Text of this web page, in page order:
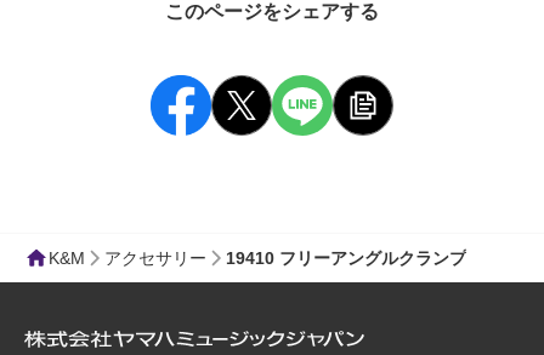
このページをシェアする
K&M アクセサリー 19410 フリーアングルクランプ